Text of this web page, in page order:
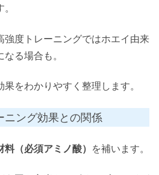
強度トレーニングではホエイ由来
る場合も。
をわかりやすく整理します。
ニング効果との関係
料（必須アミノ酸） を補います。